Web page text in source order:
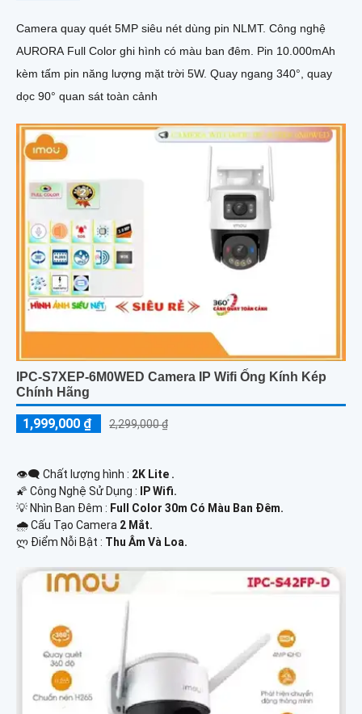
Camera quay quét 5MP siêu nét dùng pin NLMT. Công nghệ
AURORA Full Color ghi hình có màu ban đêm. Pin 10.000mAh
kèm tấm pin năng lượng mặt trời 5W. Quay ngang 340°, quay
dọc 90° quan sát toàn cảnh
IPC-S7XEP-6M0WED Camera IP Wifi Ống Kính Kép
Chính Hãng
1,999,000 ₫ 2,299,000 ₫
👁️‍🗨 Chất lượng hình : 2K Lite .
🌠 Công Nghệ Sử Dụng :
IP Wifi.
💡 Nhìn Ban Đêm : Full Color 30m Có Màu Ban Ðêm.
🌧️ Cấu Tạo Camera 2 Mắt.
️ლ Điểm Nỗi Bật : Thu Âm Và Loa.